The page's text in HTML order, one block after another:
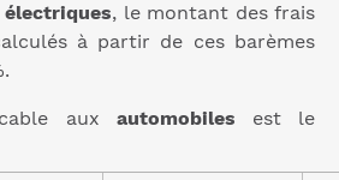
, le montant des frais
à partir de ces barèmes
aux automobiles est le